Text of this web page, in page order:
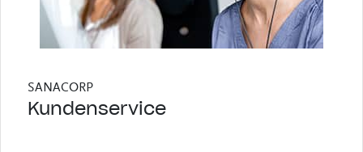
SANACORP
Kundenservice